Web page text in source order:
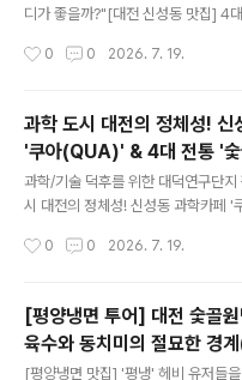
도를 운영하고 있습니다. 군 신분을
이용할 수 있어 합리적입니다. 2. 최
디가 좋을까?"[대전 신성동 맛집] 4
하세요! 오늘은 대전 유성구 신성동에
님을 모시고 가거나 연인과 데이트할
니 저장해 두세요!시작은 대전 3대 냉
신성동 주민치고 여기 모르면 간첩이
깊은 손맛을 자랑하는 숯골원냉면입
주차장이 꽉 찰 정도로 인기가 높은
곁들이면 깔끔하고 든든한 점심 식사
0 0 2026. 7. 19.
과학 도시 대전의 정체성! 신
'쿠아(QUA)' & 4대 전통 '숯
기
과학/기술 덕후를 위한 대덕연구단
시 대전의 정체성! 신성동 과학카페
과학 덕후들의 가슴을 뛰게 하는 특별
업주가 가업을 일으킨 숯골원냉면은
품 과학의 역사입니다. 일반적인 소고
면의 구수한 향을 극대화하기 위해
0 0 2026. 7. 19.
[평양냉면 투어] 대전 숯골
육수와 동치미의 절묘한 경
과학카페 쿠아)
[평양냉면 맛집] '평냉' 헤비 유저들